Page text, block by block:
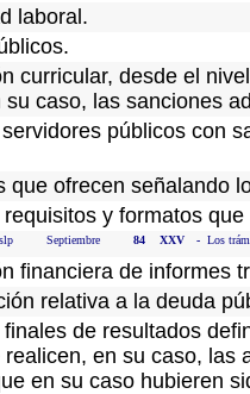
laboral.
curricular, desde el
caso, las sanciones
públicos con
que ofrecen señalando
y formatos que
Septiembre 84 XXV - Los
financiera de informes
relativa a la deuda
de resultados
en su caso,
en su caso hubieren